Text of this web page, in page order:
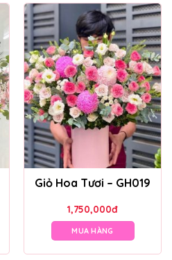
Giỏ Hoa Tươi – GH019
1,750,000đ
MUA HÀNG